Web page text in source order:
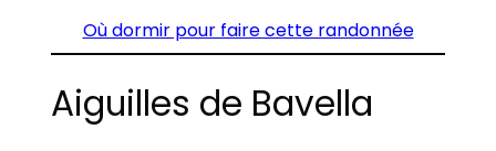
Où dormir pour faire cette randonnée
Aiguilles de Bavella